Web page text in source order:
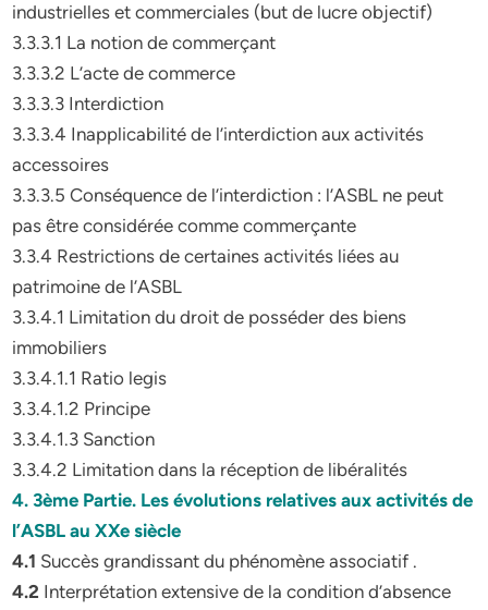
industrielles et commerciales (but de lucre objectif)
3.3.3.1 La notion de commerçant
3.3.3.2 L’acte de commerce
3.3.3.3 Interdiction
3.3.3.4 Inapplicabilité de l’interdiction aux activités
accessoires
3.3.3.5 Conséquence de l’interdiction : l’ASBL ne peut
pas être considérée comme commerçante
3.3.4 Restrictions de certaines activités liées au
patrimoine de l’ASBL
3.3.4.1 Limitation du droit de posséder des biens
immobiliers
3.3.4.1.1 Ratio legis
3.3.4.1.2 Principe
3.3.4.1.3 Sanction
3.3.4.2 Limitation dans la réception de libéralités
4. 3ème Partie. Les évolutions relatives aux activités de
l’ASBL au XXe siècle
4.1 Succès grandissant du phénomène associatif .
4.2 Interprétation extensive de la condition d’absence